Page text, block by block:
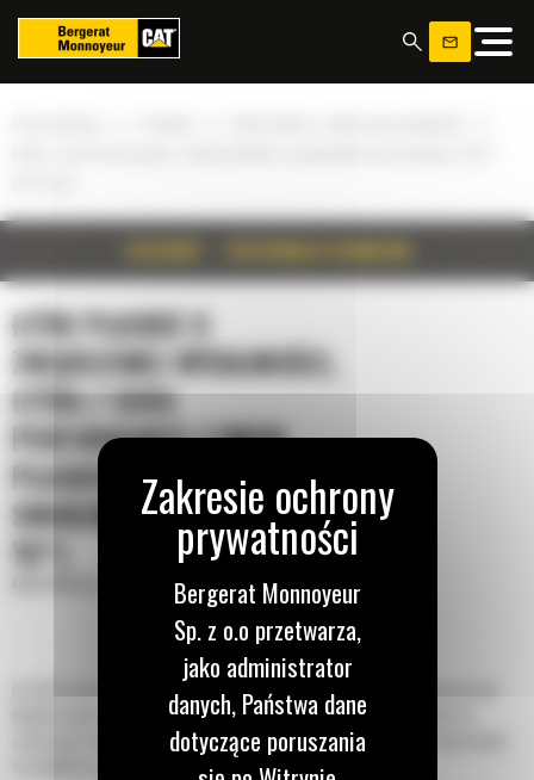
ŁYŻKI PŁASKIE O
ZWIĘKSZONEJ WYDAJNOŚCI,
ŁYŻKA Z SERII
PERFORMANCE Z DNEM
PŁASKIM I MOCOWANIEM
SWORZNIOWYM 3,2M³ (4,25
YD³)
Łyżki płaskie o zwiększonej wydajności
Do 50% krótszy czas kopania oraz możliwość zachowania do 15% większej ilości
ładunku dzięki łyżce z serii Performance z dnem płaskim. Najlepszy wybór do
zastosowań związanych z układaniem stosów i załadunkiem pojazdów ciężarowych,
szczególnie w przypadku pracy na miękkim podłożu.
Panel zarządzania plikami cookies
Bergerat Monnoyeur
Sp. z o.o przetwarza,
jako administrator
danych, Państwa dane
dotyczące poruszania